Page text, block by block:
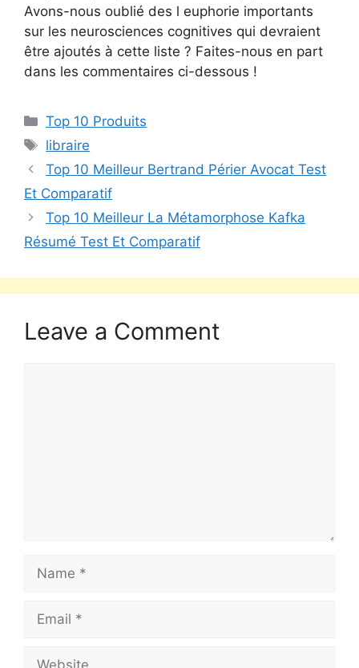
Avons-nous oublié des l euphorie importants
sur les neurosciences cognitives qui devraient
être ajoutés à cette liste ? Faites-nous en part
dans les commentaires ci-dessous !
Top 10 Produits
libraire
Top 10 Meilleur Bertrand Périer Avocat Test
Et Comparatif
Top 10 Meilleur La Métamorphose Kafka
Résumé Test Et Comparatif
Leave a Comment